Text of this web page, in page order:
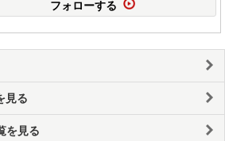
フォローする
見る
を見る